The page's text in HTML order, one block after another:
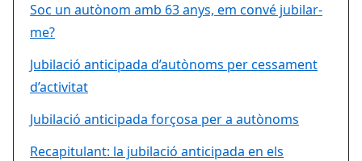
Soc un autònom amb 63 anys, em convé jubilar-
me?
Jubilació anticipada d’autònoms per cessament
d’activitat
Jubilació anticipada forçosa per a autònoms
Recapitulant: la jubilació anticipada en els